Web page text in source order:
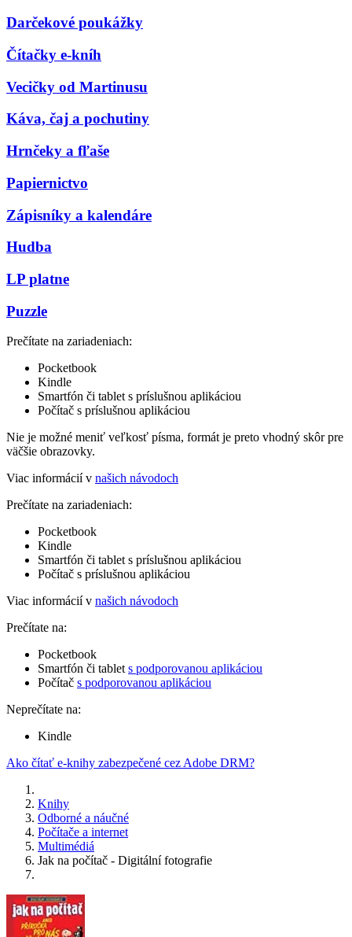
Darčekové poukážky
Čítačky e-kníh
Vecičky od Martinusu
Káva, čaj a pochutiny
Hrnčeky a fľaše
Papiernictvo
Zápisníky a kalendáre
Hudba
LP platne
Puzzle
Prečítate na zariadeniach:
Pocketbook
Kindle
Smartfón či tablet s príslušnou aplikáciou
Počítač s príslušnou aplikáciou
Nie je možné meniť veľkosť písma, formát je preto vhodný skôr pre
väčšie obrazovky.
Viac informácií v našich návodoch
Prečítate na zariadeniach:
Pocketbook
Kindle
Smartfón či tablet s príslušnou aplikáciou
Počítač s príslušnou aplikáciou
Viac informácií v našich návodoch
Prečítate na:
Pocketbook
Smartfón či tablet s podporovanou aplikáciou
Počítač s podporovanou aplikáciou
Neprečítate na:
Kindle
Ako čítať e-knihy zabezpečené cez Adobe DRM?
Knihy
Odborné a náučné
Počítače a internet
Multimédiá
Jak na počítač - Digitální fotografie